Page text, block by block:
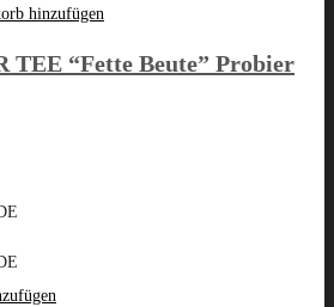
hinzufügen
TEE “Fette Beute” Probier